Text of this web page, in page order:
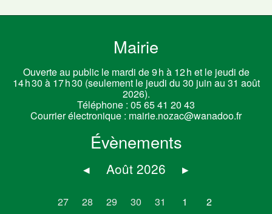
Mairie
Ouverte au public le mardi de 9 h à 12 h et le jeudi de
14 h 30 à 17 h 30 (seulement le jeudi du 30 juin au 31 août
2026).
Téléphone : 05 65 41 20 43
Courrier électronique : mairie.nozac@wanadoo.fr
Évènements
◂ Août 2026 ▸
27 28 29 30 31 1
2